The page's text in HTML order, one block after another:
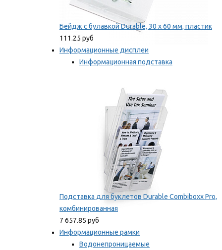
Бейдж с булавкой Durable, 30 х 60 мм, пластик
111.25 руб
Информационные дисплеи
Информационная подставка
Подставка для буклетов Durable Combiboxx Pro,
комбинированная
7 657.85 руб
Информационные рамки
Водонепроницаемые